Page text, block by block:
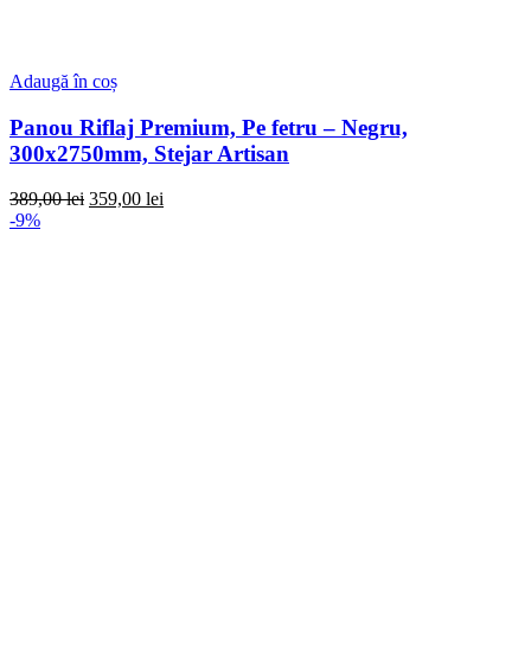
Adaugă în coș
Panou Riflaj Premium, Pe fetru – Negru,
300x2750mm, Stejar Artisan
389,00lei Prețul
359,00 lei
-9%